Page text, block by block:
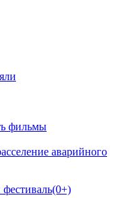
фильмы
аварийного